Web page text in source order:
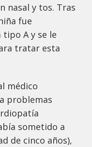
nasal y tos. Tras
fue
A y se le
tratar esta
médico
problemas
sometido a
de cinco años),